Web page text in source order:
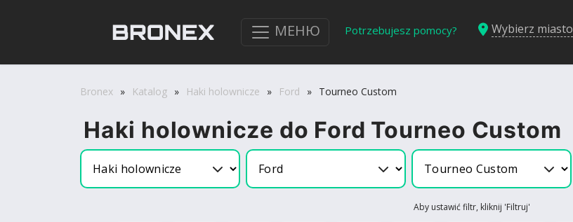
МЕНЮ Potrzebujesz pomocy? Wybierz miasto
Bronex » Katalog » Haki holownicze » Ford » Tourneo Custom
Haki holownicze do Ford Tourneo Custom
Aby ustawić filtr, kliknij 'Filtruj'